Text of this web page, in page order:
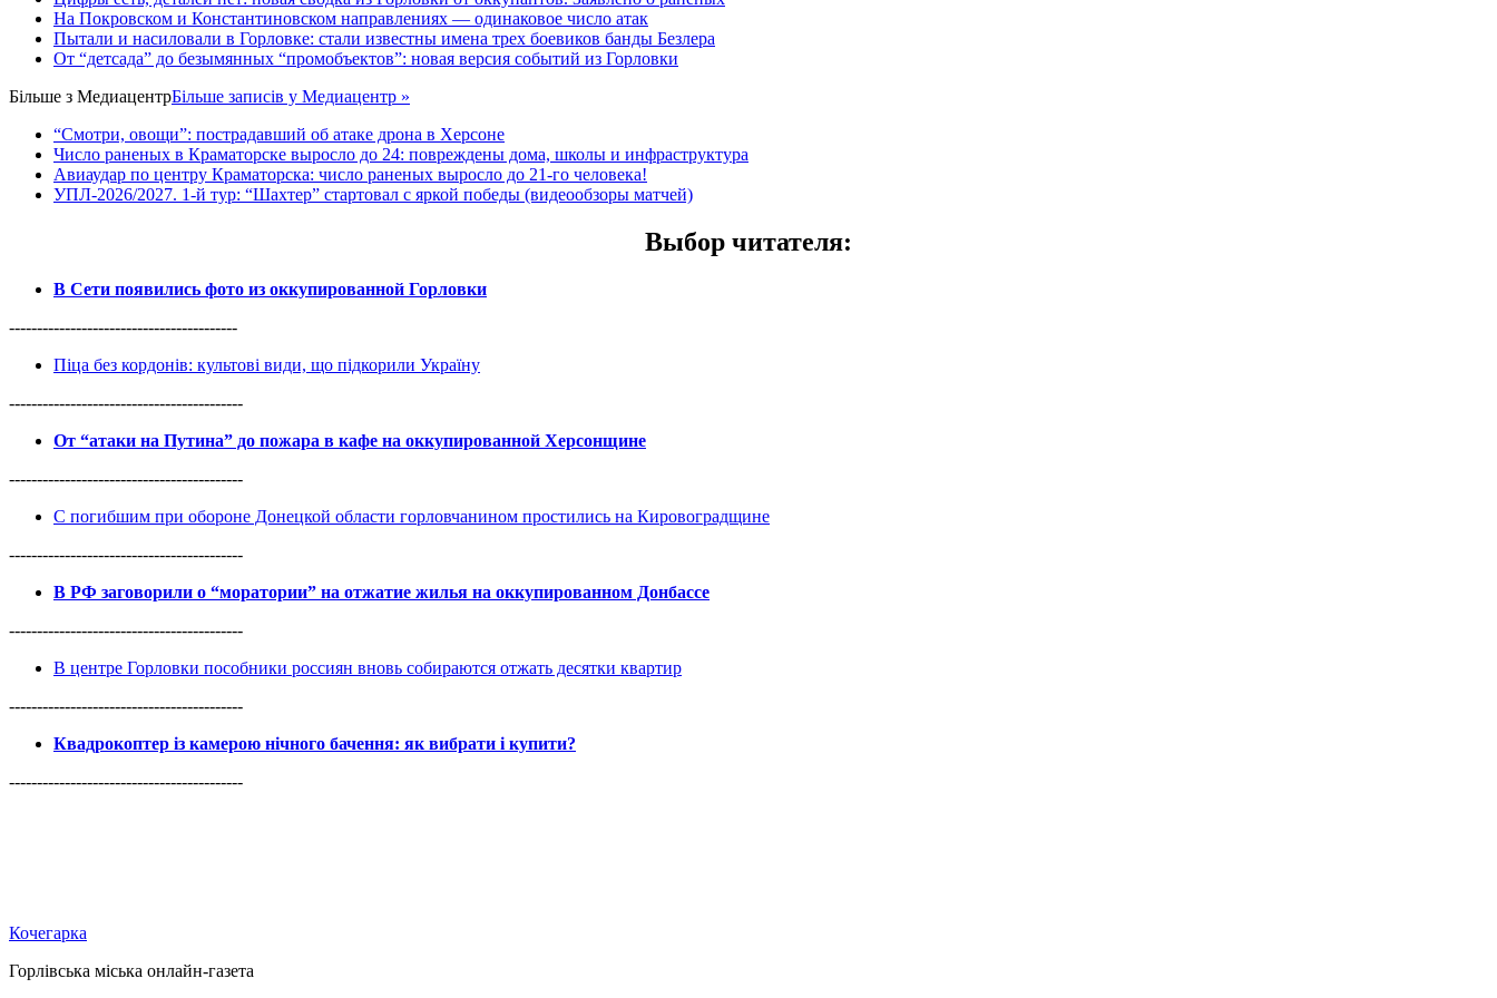
На Покровском и Константиновском направлениях — одинаковое число атак
Пытали и насиловали в Горловке: стали известны имена трех боевиков банды Безлера
От “детсада” до безымянных “промобъектов”: новая версия событий из Горловки
Більше з МедиацентрБільше записів у Медиацентр »
“Смотри, овощи”: пострадавший об атаке дрона в Херсоне
Число раненых в Краматорске выросло до 24: повреждены дома, школы и инфраструктура
Авиаудар по центру Краматорска: число раненых выросло до 21-го человека!
УПЛ-2026/2027. 1-й тур: “Шахтер” стартовал с яркой победы (видеообзоры матчей)
Выбор читателя:
В Сети появились фото из оккупированной Горловки
-----------------------------------------
Піца без кордонів: культові види, що підкорили Україну
------------------------------------------
От “атаки на Путина” до пожара в кафе на оккупированной Херсонщине
------------------------------------------
С погибшим при обороне Донецкой области горловчанином простились на Кировоградщине
------------------------------------------
В РФ заговорили о “моратории” на отжатие жилья на оккупированном Донбассе
------------------------------------------
В центре Горловки пособники россиян вновь собираются отжать десятки квартир
------------------------------------------
Квадрокоптер із камерою нічного бачення: як вибрати і купити?
------------------------------------------
Кочегарка
Горлівська міська онлайн-газета